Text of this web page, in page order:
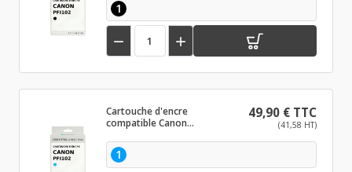
1
 
Cartouche d'encre
compatible Canon
49,90 € TTC
(41,58 HT)
1